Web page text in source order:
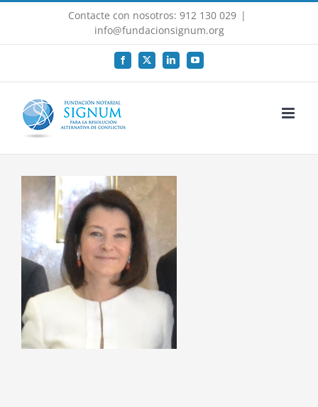
Saltar
Contacte con nosotros: 912 130 029 |
info@fundacionsignum.org
Facebook
X LinkedInYouTube